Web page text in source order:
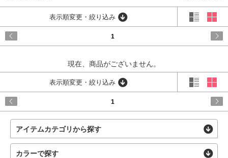
STORE表示順変更・絞り込み
1
現在、商品がございません。
表示順変更・絞り込み
1
アイテムカテゴリから探す
カラーで探す